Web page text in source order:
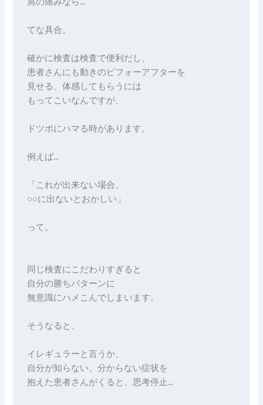
肩の痛みなら…
てな具合。
確かに検査は検査で便利だし、
患者さんにも動きのビフォーアフターを
見せる、体感してもらうには
もってこいなんですが、
ドツボにハマる時があります。
例えば…
「これが出来ない場合、
○○に出ないとおかしい」
って。
同じ検査にこだわりすぎると
自分の勝ちパターンに
無意識にハメこんでしまいます。
そうなると、
イレギュラーと言うか、
自分が知らない、分からない症状を
抱えた患者さんがくると、思考停止…